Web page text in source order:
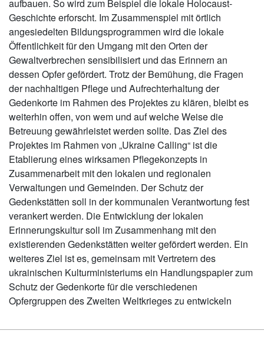
aufbauen. So wird zum Beispiel die lokale Holocaust-
Geschichte erforscht. Im Zusammenspiel mit örtlich
angesiedelten Bildungsprogrammen wird die lokale
Öffentlichkeit für den Umgang mit den Orten der
Gewaltverbrechen sensibilisiert und das Erinnern an
dessen Opfer gefördert. Trotz der Bemühung, die Fragen
der nachhaltigen Pflege und Aufrechterhaltung der
Gedenkorte im Rahmen des Projektes zu klären, bleibt es
weiterhin offen, von wem und auf welche Weise die
Betreuung gewährleistet werden sollte. Das Ziel des
Projektes im Rahmen von „Ukraine Calling“ ist die
Etablierung eines wirksamen Pflegekonzepts in
Zusammenarbeit mit den lokalen und regionalen
Verwaltungen und Gemeinden. Der Schutz der
Gedenkstätten soll in der kommunalen Verantwortung fest
verankert werden. Die Entwicklung der lokalen
Erinnerungskultur soll im Zusammenhang mit den
existierenden Gedenkstätten weiter gefördert werden. Ein
weiteres Ziel ist es, gemeinsam mit Vertretern des
ukrainischen Kulturministeriums ein Handlungspapier zum
Schutz der Gedenkorte für die verschiedenen
Opfergruppen des Zweiten Weltkrieges zu entwickeln